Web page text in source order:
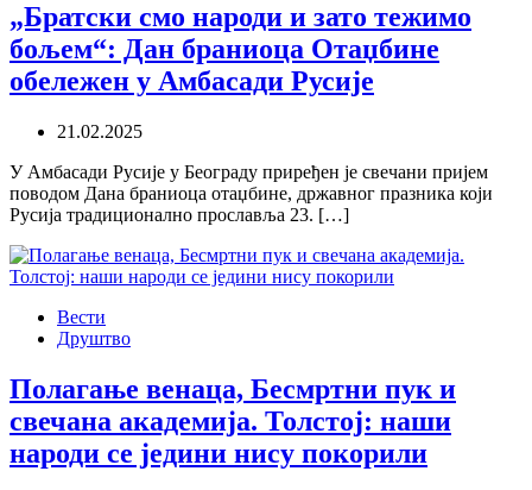
„Братски смо народи и зато тежимо
бољем“: Дан браниоца Отаџбине
обележен у Амбасади Русије
21.02.2025
У Амбасади Русије у Београду приређен је свечани пријем
поводом Дана браниоца отаџбине, државног празника који
Русија традиционално прославља 23. […]
Вести
Друштво
Полагање венаца, Бесмртни пук и
свечана академија. Толстој: наши
народи се једини нису покорили